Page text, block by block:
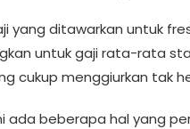
yang ditawarkan untuk
untuk gaji rata-rata
cukup menggiurkan tak
ada beberapa hal yang